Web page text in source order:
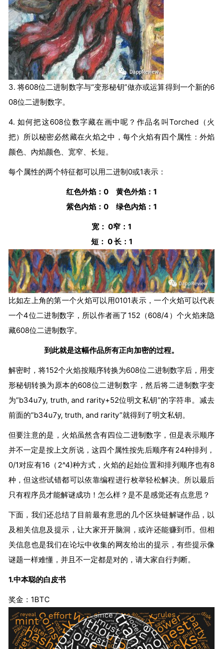
3. 将608位二进制数字与“变形秘钥”做亦或运算得到一个新的6
08位二进制数字。
4. 如何把这608位数字藏在画中呢？作品名叫Torched（火
把）所以秘密必然藏在火焰之中，每个火焰有四个属性：外焰
颜色、內焰颜色、宽窄、长短。
每个属性的两个特征都可以用二进制0或1表示：
红色外焰：0 黄色外焰：1
紫色內焰：0 绿色內焰：1
宽： 0窄：1
短： 0 长：1
比如左上角的第一个火焰可以用0101表示，一个火焰可以代表
一个4位二进制数字，所以作者画了152（608/4）个火焰来隐
藏608位二进制数字。
到此就是这幅作品所有正向加密的过程。
解密时，将152个火焰按顺序转换为608位二进制数字后，用变
形秘钥转换为原本的608位二进制数字，然后将二进制数字变
为“b34u7y, truth, and rarity+52位明文私钥”的字符串。减去
前面的“b34u7y, truth, and rarity”就得到了明文私钥。
但要注意的是，火焰虽然含有四位二进制数字，但是表示顺序
并不一定是按上文所说，这四个属性按先后顺序有24种排列，
0/1对应有16（2^4)种方式，火焰的起始位置和排列顺序也有8
种，但这些试错都可以依靠编程进行枚举轻松解决。所以最后
只有程序员才能解谜成功！怎么样？是不是感觉还有点意思？
下面，我们还总结了目前最有意思的几个区块链解谜作品，以
及相关信息及提示，让大家开开脑洞，或许还能赚到币。但相
关信息也是我们在论坛中收集的网友给出的提示，有些提示像
谜题一样难懂，并且不一定都是对的，请大家自行判断。
1.中本聪的白皮书
奖金：1BTC